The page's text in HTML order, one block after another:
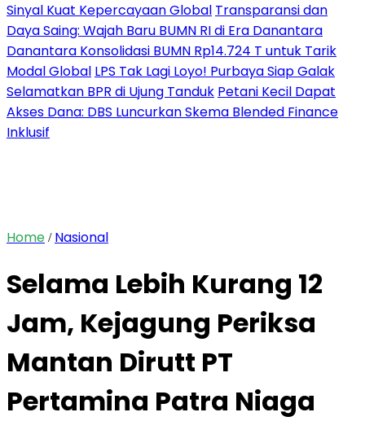
Sinyal Kuat Kepercayaan Global Transparansi dan
Daya Saing: Wajah Baru BUMN RI di Era Danantara
Danantara Konsolidasi BUMN Rp14.724 T untuk Tarik
Modal Global LPS Tak Lagi Loyo! Purbaya Siap Galak
Selamatkan BPR di Ujung Tanduk Petani Kecil Dapat
Akses Dana: DBS Luncurkan Skema Blended Finance
Inklusif
Home / Nasional
Selama Lebih Kurang 12
Jam, Kejagung Periksa
Mantan Dirutt PT
Pertamina Patra Niaga